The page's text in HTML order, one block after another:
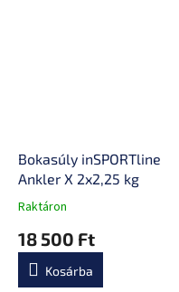
Bokasúly inSPORTline
Ankler X 2x2,25 kg
A
átlagos
értékelése
Raktáron
18 500 Ft
Kosárba